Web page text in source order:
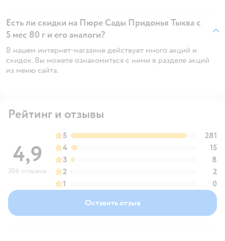
Есть ли скидки на Пюре Сады Придонья Тыква с
5 мес 80 г и его аналоги?
В нашем интернет-магазине действует много акций и
скидок. Вы можете ознакомиться с ними в разделе акций
из меню сайта.
Рейтинг и отзывы
4,9
306 отзывов
5
281
4
15
3
8
2
2
1
0
Оставить отзыв